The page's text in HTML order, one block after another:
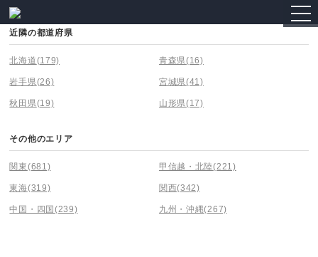
近隣の都道府県
北海道(179) 青森県(16)
岩手県(26) 宮城県(41)
秋田県(19) 山形県(17)
その他のエリア
関東(681) 甲信越・北陸(221)
東海(319) 関西(342)
中国・四国 (239) 九州・沖縄(267)